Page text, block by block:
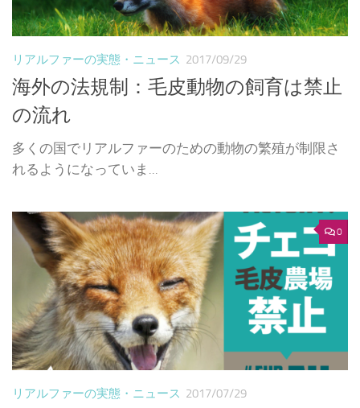
リアルファーの実態・ニュース 2017/09/29
海外の法規制：毛皮動物の飼育は禁止
の流れ
多くの国でリアルファーのための動物の繁殖が制限さ
れるようになっていま...
0
リアルファーの実態・ニュース 2017/07/29